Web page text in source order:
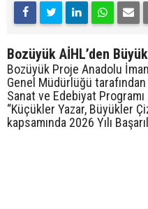
Bozüyük AİHL’den
Bozüyük Proje Anadolu
Genel Müdürlüğü
Sanat ve Edebiyat Programı
“Küçükler Yazar, Büyükler
kapsamında 2026 Yılı